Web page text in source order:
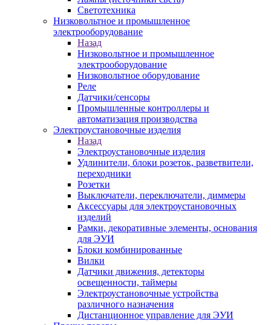
Светотехника
Низковольтное и промышленное
электрооборудование
Назад
Низковольтное и промышленное
электрооборудование
Низковольтное оборудование
Реле
Датчики/сенсоры
Промышленные контроллеры и
автоматизация производства
Электроустановочные изделия
Назад
Электроустановочные изделия
Удлинители, блоки розеток, разветвители,
переходники
Розетки
Выключатели, переключатели, диммеры
Аксессуары для электроустановочных
изделий
Рамки, декоративные элементы, основания
для ЭУИ
Блоки комбинированные
Вилки
Датчики движения, детекторы
освещенности, таймеры
Электроустановочные устройства
различного назначения
Дистанционное управление для ЭУИ